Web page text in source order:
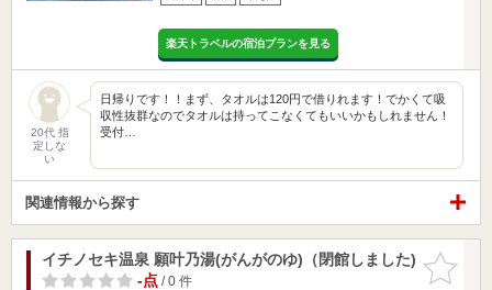
楽天トラベルの宿泊プランを見る
20代 指
定しな
い
日帰りです！！まず、タオルは120円で借りれます！でかくて吸
収性抜群なのでタオルは持ってこなくてもいいかもしれません！
受付…
関連情報から探す
お気に入
りに追加
イチノセキ温泉 願叶乃湯(がんがのゆ)（閉館しました)
-点/ 0 件